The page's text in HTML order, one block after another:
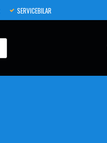
SERVICEBILAR